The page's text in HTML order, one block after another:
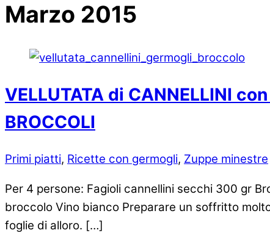
Marzo 2015
VELLUTATA di CANNELLINI
BROCCOLI
Primi piatti, Ricette con germogli, Zuppe minestre
Per 4 persone: Fagioli cannellini secchi 300 gr
broccolo Vino bianco Preparare un soffritto
foglie di alloro. […]